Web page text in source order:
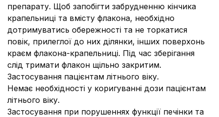
препарату. Щоб запобігти забрудненню кінчика
крапельниці та вмісту флакона, необхідно
дотримуватись обережності та не торкатися
повік, прилеглої до них ділянки, інших поверхонь
краєм флакона-крапельниці. Під час зберігання
слід тримати флакон щільно закритим.
Застосування пацієнтам літнього віку.
Немає необхідності у коригуванні дози пацієнтам
літнього віку.
Застосування при порушеннях функції печінки та